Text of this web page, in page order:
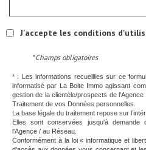
J'accepte les conditions
* Champs obligatoires
* : Les informations recueillies sur ce
informatisé par La Boite Immo agissant
gestion de la clientèle/prospects de
Traitement de vos Données personnelles.
La base légale du traitement repose sur
Elles sont conservées jusqu'à
l'Agence / au Réseau.
Conformément à la loi « informatique et